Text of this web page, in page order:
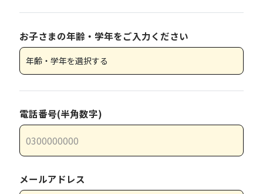
お子さまの年齢・学年をご入力ください
電話番号(半角数字)
メールアドレス